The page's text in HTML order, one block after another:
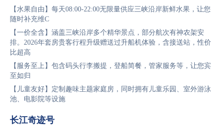
【水果自由】每天08:00-22:00无限量供应三峡沿岸新鲜水果，让您
随时补充维C
【一价全含】涵盖三峡沿岸多个精华景点，部分航次有神农架安
排。2026年套房贵客行程升级赠送过升船机体验，含接送站，性价
比超高
【服务至上】包含码头行李搬提，登船简餐，管家服务等，让您宾
至如归
【儿童友好】定制趣味主题家庭房，同时拥有儿童乐园、室外游泳
池、电影院等设施
长江奇迹号